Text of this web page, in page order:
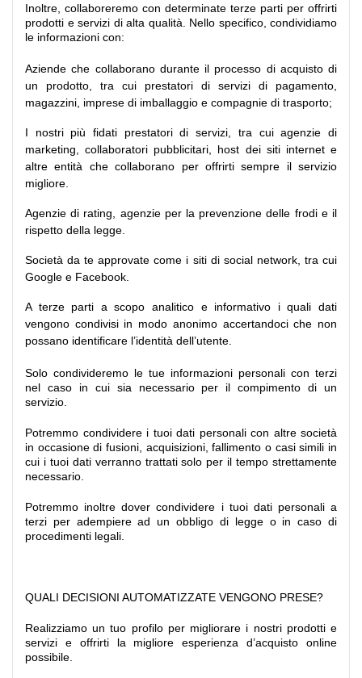
Inoltre, collaboreremo con determinate terze parti per offrirti
prodotti e servizi di alta qualità. Nello specifico, condividiamo
le informazioni con:
Aziende che collaborano durante il processo di acquisto di
un prodotto, tra cui prestatori di servizi di pagamento,
magazzini, imprese di imballaggio e compagnie di trasporto;
I nostri più fidati prestatori di servizi, tra cui agenzie di
marketing, collaboratori pubblicitari, host dei siti internet e
altre entità che collaborano per offrirti sempre il servizio
migliore.
Agenzie di rating, agenzie per la prevenzione delle frodi e il
rispetto della legge.
Società da te approvate come i siti di social network, tra cui
Google e Facebook.
A terze parti a scopo analitico e informativo i quali dati
vengono condivisi in modo anonimo accertandoci che non
possano identificare l’identità dell’utente.
Solo condivideremo le tue informazioni personali con terzi
nel caso in cui sia necessario per il compimento di un
servizio.
Potremmo condividere i tuoi dati personali con altre società
in occasione di fusioni, acquisizioni, fallimento o casi simili in
cui i tuoi dati verranno trattati solo per il tempo strettamente
necessario.
Potremmo inoltre dover condividere i tuoi dati personali a
terzi per adempiere ad un obbligo di legge o in caso di
procedimenti legali.
QUALI DECISIONI AUTOMATIZZATE VENGONO PRESE?
Realizziamo un tuo profilo per migliorare i nostri prodotti e
servizi e offrirti la migliore esperienza d’acquisto online
possibile.